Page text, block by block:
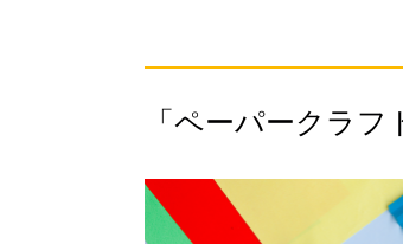
「ペーパークラ